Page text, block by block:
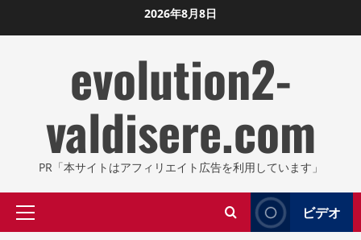
ン
2026年8月8日
evolution2-
valdisere.com
PR「本サイトはアフィリエイト広告を利用しています」
プ
ビデオ